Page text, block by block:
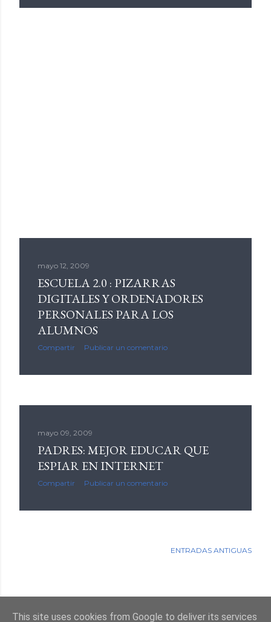
mayo 12, 2009
ESCUELA 2.0 : PIZARRAS
DIGITALES Y ORDENADORES
PERSONALES PARA LOS
ALUMNOS
Compartir Publicar un comentario
mayo 09, 2009
PADRES: MEJOR EDUCAR QUE
ESPIAR EN INTERNET
Compartir Publicar un comentario
ENTRADAS ANTIGUAS
This site uses cookies from Google to deliver its services